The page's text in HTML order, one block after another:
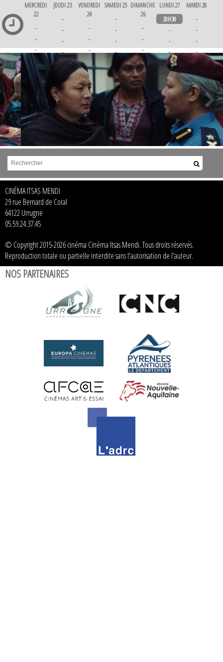
MERCREDI
22
-
-
-
-
JEUDI 23
-
-
-
-
-
VENDREDI
24
-
-
-
-
-
SAMEDI 25
-
-
-
-
-
DIMANCHE
26
-
-
-
-
-
-
LUNDI 27
20H30
-
-
-
-
-
MARDI 28
-
-
-
-
-
-
CINÉMA ITSAS MENDI
29 rue Bernard de Coral
64122 Urrugne
05.59.24.37.45
© Copyright 2015-2026 cinéma Cinéma Itsas Mendi. Tous droits réservés.
Reproduction totale ou partielle interdite sans l'autorisation de l'auteur.
NOS PARTENAIRES